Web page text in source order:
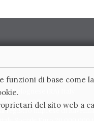
Bolognese (RA) Italy
registro imprese di Ravenna
funzioni di base come
del sito web a